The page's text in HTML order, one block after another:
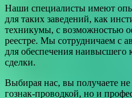
Наши специалисты имеют
для таких заведений, как
техникумы, с возможностью
реестре. Мы сотрудничаем с
для обеспечения наивысшего
сделки.
Выбирая нас, вы получаете
гознак-проводкой, но и